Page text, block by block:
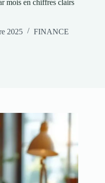
mois en chiffres clairs
2025 FINANCE